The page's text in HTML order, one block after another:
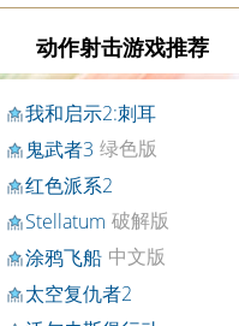
动作射击游戏推荐
我和启示2:刺耳
鬼武者3 绿色版
红色派系2
Stellatum 破解版
涂鸦飞船 中文版
太空复仇者2